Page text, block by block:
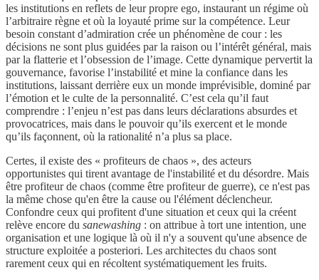
les institutions en reflets de leur propre ego, instaurant un régime où
l’arbitraire règne et où la loyauté prime sur la compétence. Leur
besoin constant d’admiration crée un phénomène de cour : les
décisions ne sont plus guidées par la raison ou l’intérêt général, mais
par la flatterie et l’obsession de l’image. Cette dynamique pervertit la
gouvernance, favorise l’instabilité et mine la confiance dans les
institutions, laissant derrière eux un monde imprévisible, dominé par
l’émotion et le culte de la personnalité. C’est cela qu’il faut
comprendre : l’enjeu n’est pas dans leurs déclarations absurdes et
provocatrices, mais dans le pouvoir qu’ils exercent et le monde
qu’ils façonnent, où la rationalité n’a plus sa place.
Certes, il existe des « profiteurs de chaos », des acteurs
opportunistes qui tirent avantage de l'instabilité et du désordre. Mais
être profiteur de chaos (comme être profiteur de guerre), ce n'est pas
la même chose qu'en être la cause ou l'élément déclencheur.
Confondre ceux qui profitent d'une situation et ceux qui la créent
relève encore du sanewashing : on attribue à tort une intention, une
organisation et une logique là où il n'y a souvent qu'une absence de
structure exploitée a posteriori. Les architectes du chaos sont
rarement ceux qui en récoltent systématiquement les fruits.